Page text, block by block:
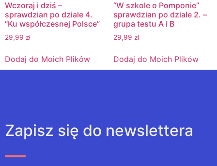
Wczoraj i dziś –
sprawdzian po dziale 4.
“Ku współczesnej Polsce”
29,99 zł
Dodaj do Moich Plików
“W szkole o Pomponie”
sprawdzian po dziale 2. –
grupa testu A i B
29,99 zł
Dodaj do Moich Plików
Zapisz się do newslettera